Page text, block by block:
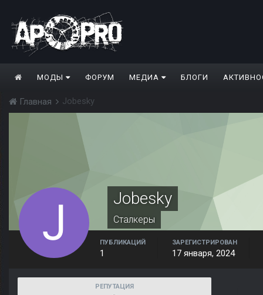
МОДЫ ФОРУМ МЕДИА БЛОГИ
Главная Jobesky
Jobesky
Сталкеры
ПУБЛИКАЦИЙ
1
ЗАРЕГИСТРИРОВАН
17 января, 2024
РЕПУТАЦИЯ